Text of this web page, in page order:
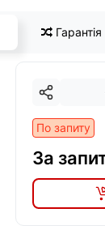
Гарантія
По запиту
За